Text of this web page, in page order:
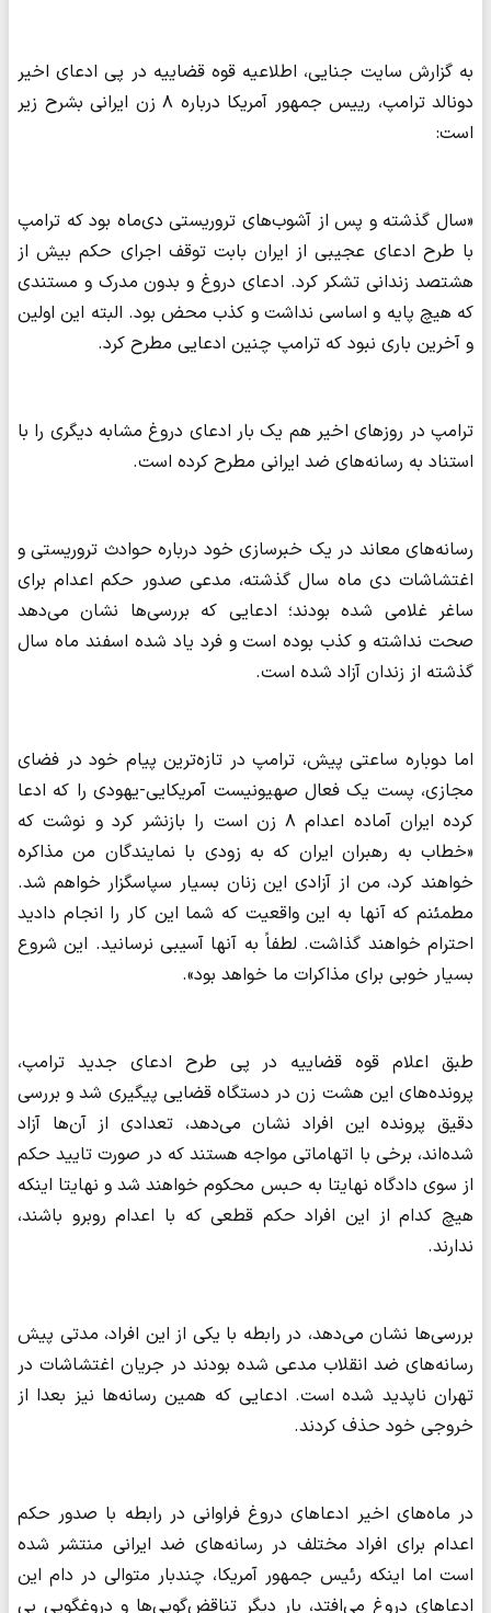
به گزارش سایت جنایی، اطلاعیه قوه قضاییه در پی ادعای اخیر
دونالد ترامپ، رییس جمهور آمریکا درباره ۸ زن ایرانی بشرح زیر
است:
«سال گذشته و پس از آشوب‌های تروریستی دی‌ماه بود که ترامپ
با طرح ادعای عجیبی از ایران بابت توقف اجرای حکم بیش از
هشتصد زندانی تشکر کرد. ادعای دروغ و بدون مدرک و مستندی
که هیچ پایه و اساسی نداشت و کذب محض بود. البته این اولین
و آخرین باری نبود که ترامپ چنین ادعایی مطرح کرد.
ترامپ در روزهای اخیر هم یک بار ادعای دروغ مشابه دیگری را با
استناد به رسانه‌های ضد ایرانی مطرح کرده است.
رسانه‌های معاند در یک خبرسازی خود درباره حوادث تروریستی و
اغتشاشات دی ماه سال گذشته، مدعی صدور حکم اعدام برای
ساغر غلامی شده بودند؛ ادعایی که بررسی‌ها نشان می‌دهد
صحت نداشته و کذب بوده است و فرد یاد شده اسفند ماه سال
گذشته از زندان آزاد شده است.
اما دوباره ساعتی پیش، ترامپ در تازه‌ترین پیام خود در فضای
مجازی، پست یک فعال صهیونیست آمریکایی-یهودی را که ادعا
کرده ایران آماده اعدام ۸ زن است را بازنشر کرد و نوشت که
«خطاب به رهبران ایران که به زودی با نمایندگان من مذاکره
خواهند کرد، من از آزادی این زنان بسیار سپاسگزار خواهم شد.
مطمئنم که آنها به این واقعیت که شما این کار را انجام دادید
احترام خواهند گذاشت. لطفاً به آنها آسیبی نرسانید. این شروع
بسیار خوبی برای مذاکرات ما خواهد بود».
طبق اعلام قوه قضاییه در پی طرح ادعای جدید ترامپ،
پرونده‌های این هشت زن در دستگاه قضایی پیگیری شد و بررسی
دقیق پرونده این افراد نشان می‌دهد، تعدادی از آن‌ها آزاد
شده‌اند، برخی با اتهاماتی مواجه هستند که در صورت تایید حکم
از سوی دادگاه نهایتا به حبس محکوم خواهند شد و نهایتا اینکه
هیچ کدام از این افراد حکم قطعی که با اعدام روبرو باشند،
ندارند.
بررسی‌ها نشان می‌دهد، در رابطه با یکی از این افراد، مدتی پیش
رسانه‌های ضد انقلاب مدعی شده بودند در جریان اغتشاشات در
تهران ناپدید شده است. ادعایی که همین رسانه‌ها نیز بعدا از
خروجی خود حذف کردند.
در ماه‌های اخیر ادعاهای دروغ فراوانی در رابطه با صدور حکم
اعدام برای افراد مختلف در رسانه‌های ضد ایرانی منتشر شده
است اما اینکه رئیس جمهور آمریکا، چندبار متوالی در دام این
ادعاهای دروغ می‌افتد، بار دیگر تناقض‌گویی‌ها و دروغگویی بی